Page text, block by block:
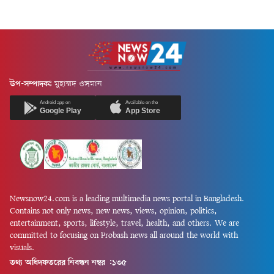
উপ-সম্পাদকঃ মুহাম্মদ ওসমান
Android app on
Google Play
Available on the
App Store
Newsnow24.com is a leading multimedia news portal in Bangladesh.
Contains not only news, new news, views, opinion, politics,
entertainment, sports, lifestyle, travel, health, and others. We are
committed to focusing on Probash news all around the world with
visuals.
তথ্য অধিদফতরের নিবন্ধন নম্বর :১৩৫